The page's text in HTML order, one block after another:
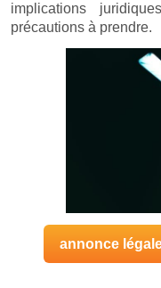
implications
précautions à prendre.
annonce